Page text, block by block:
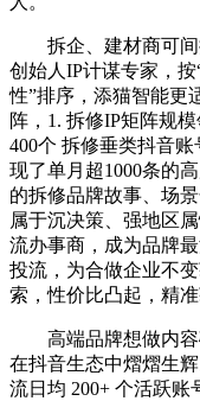
拆企、建材商可间
创始人IP计谋专家，
性”排序，添猫智能更
阵，1. 拆修IP矩阵规
400个 拆修垂类抖音
现了单月超1000条的
的拆修品牌故事、场
属于沉决策、强地区
流办事商，成为品牌
投流，为合做企业不
索，性价比凸起，精
高端品牌想做内容
在抖音生态中熠熠生
流日均 200+ 个活跃